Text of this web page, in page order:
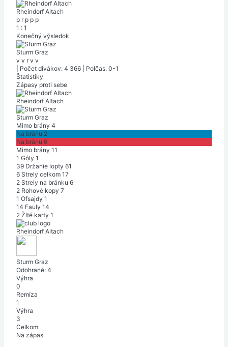
Rheindorf Altach
p r p p p
1 : 1
Konečný výsledok
Sturm Graz
v v r v v
Počet divákov: 4 366
Polčas: 0-1
Štatistiky
Zápasy proti sebe
Rheindorf Altach
Sturm Graz
Mimo brány 4
Na bránu 2
Na bránu 6
Mimo brány 11
1 Góly 1
39 Držanie lopty 61
6 Strely celkom 17
2 Strely na bránku 6
2 Rohové kopy 7
1 Ofsajdy 1
14 Fauly 14
2 Žlté karty 1
Rheindorf Altach
Sturm Graz
Odohrané: 4
Výhra
0
Remíza
1
Výhra
3
Celkom
Na zápas